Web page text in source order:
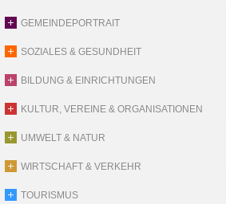
GEMEINDEPORTRAIT
SOZIALES & GESUNDHEIT
BILDUNG & EINRICHTUNGEN
KULTUR, VEREINE & ORGANISATIONEN
UMWELT & NATUR
WIRTSCHAFT & VERKEHR
TOURISMUS